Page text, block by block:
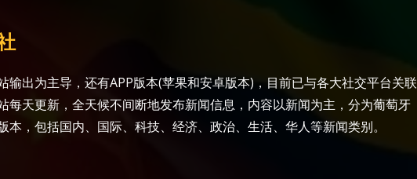
输出为主导，还有APP版本(苹果和安卓版本)，目前已与各大社交平台关联
每天更新，全天候不间断地发布新闻信息，内容以新闻为主，分为葡萄牙
本，包括国内、国际、科技、经济、政治、生活、华人等新闻类别。